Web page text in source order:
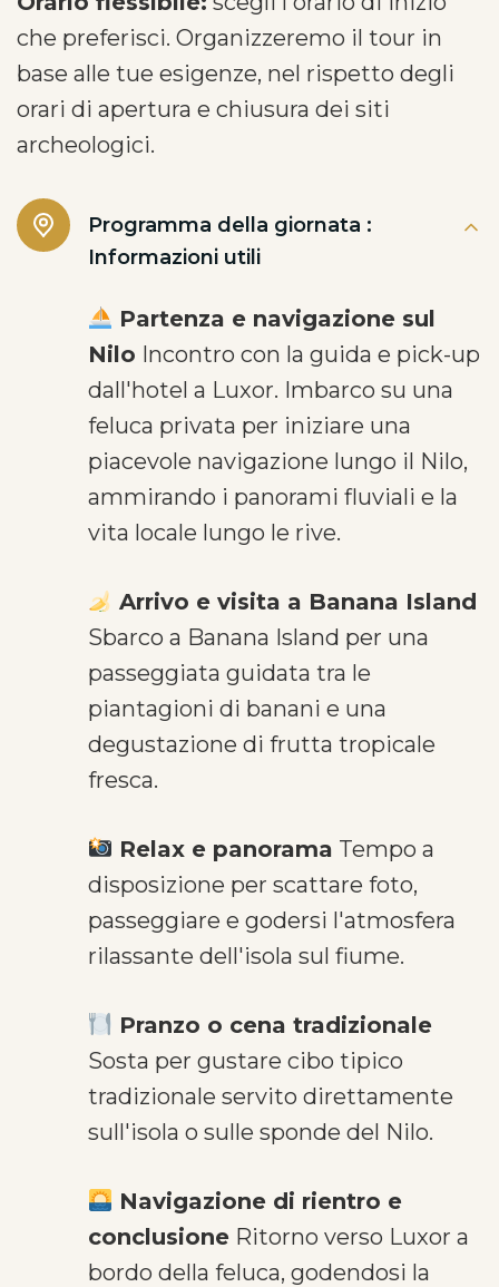
che preferisci. Organizzeremo il tour in
base alle tue esigenze, nel rispetto degli
orari di apertura e chiusura dei siti
archeologici.
Programma della giornata :
Informazioni utili
Partenza e navigazione sul
Nilo Incontro con la guida e pick-up
dall'hotel a Luxor. Imbarco su una
feluca privata per iniziare una
piacevole navigazione lungo il Nilo,
ammirando i panorami fluviali e la
vita locale lungo le rive.
Arrivo e visita a Banana Island
Sbarco a Banana Island per una
passeggiata guidata tra le
piantagioni di banani e una
degustazione di frutta tropicale
fresca.
Relax e panorama Tempo a
disposizione per scattare foto,
passeggiare e godersi l'atmosfera
rilassante dell'isola sul fiume.
Pranzo o cena tradizionale
Sosta per gustare cibo tipico
tradizionale servito direttamente
sull'isola o sulle sponde del Nilo.
Navigazione di rientro e
conclusione Ritorno verso Luxor a
bordo della feluca, godendosi la